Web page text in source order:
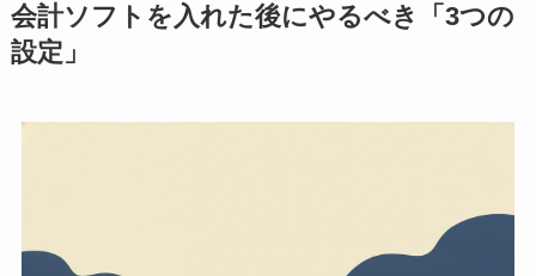
会計ソフトを入れた後にやるべき「3つの
設定」